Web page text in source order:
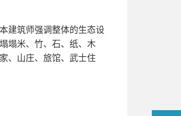
建筑师强调整体的生态设
塌米、竹、石、纸、木
、山庄、旅馆、武士住